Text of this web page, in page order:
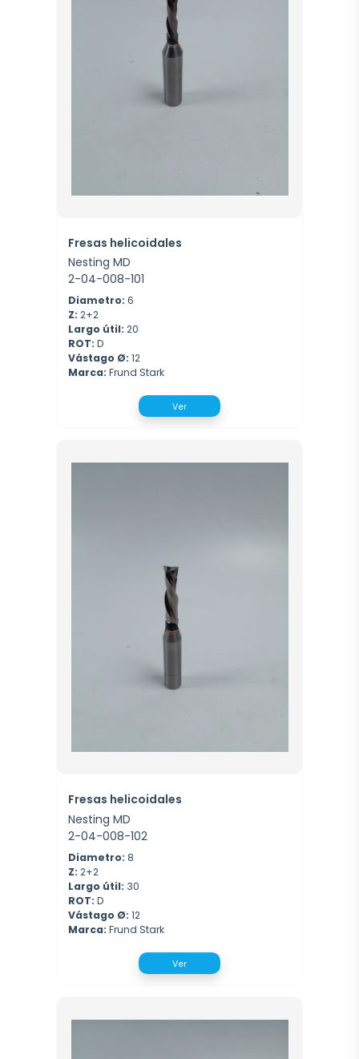
Fresas helicoidales
Nesting MD
2-04-008-101
Diametro: 6
Z: 2+2
Largo útil: 20
ROT: D
Vástago Ø: 12
Marca: Frund Stark
Ver
Fresas helicoidales
Nesting MD
2-04-008-102
Diametro: 8
Z: 2+2
Largo útil: 30
ROT: D
Vástago Ø: 12
Marca: Frund Stark
Ver